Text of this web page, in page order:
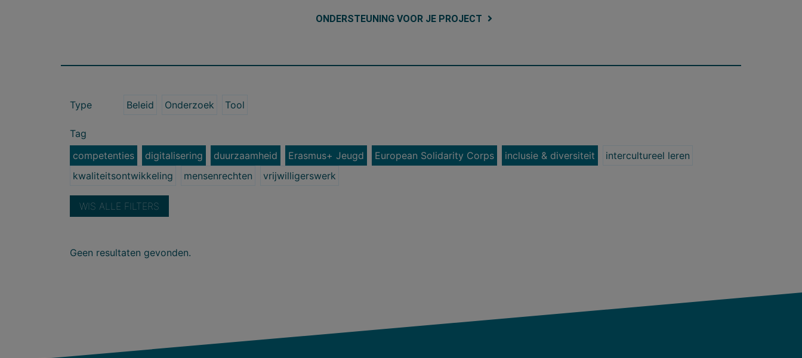
ONDERSTEUNING VOOR JE PROJECT
Type Beleid Onderzoek Tool
Tag
competenties
digitalisering duurzaamheid Erasmus+ Jeugd European Solidarity Corps inclusie & diversiteit
intercultureel leren
kwaliteitsontwikkeling
mensenrechten vrijwilligerswerk
WIS ALLE FILTERS
Geen resultaten gevonden.